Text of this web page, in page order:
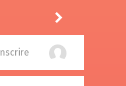
Shinobi666